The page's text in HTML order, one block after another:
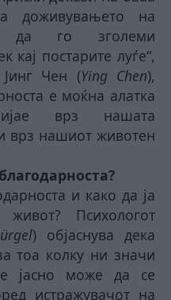
доживувањето на
да го зголеми
кај постарите луѓе“,
Јинг Чен (Ying Chen),
е моќна алатка
врз нашата
врз нашиот животен
и како да ја
Психологот
) објаснува дека
тоа колку ни значи
јасно може да се
истражувачот на